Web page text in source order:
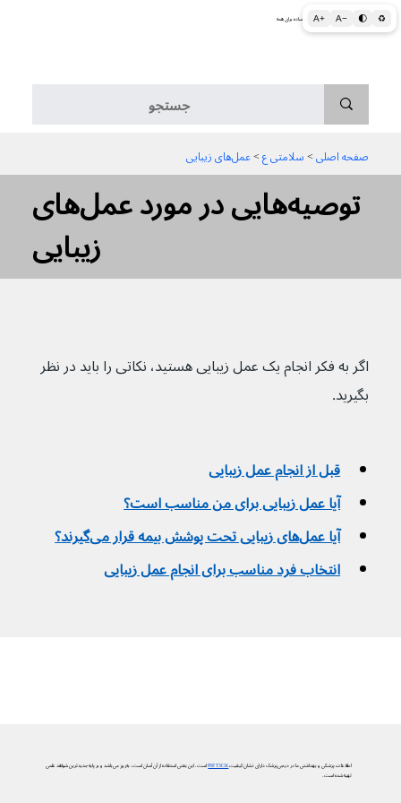
A+ A− 🌓 ♻ اطلاعات پزشکی و بهداشتی به زبان ساده برای همه
صفحه اصلی > سلامتی ع > عمل‌های زیبایی
توصیه‌هایی در مورد عمل‌های
زیبایی
اگر به فکر انجام یک عمل زیبایی هستید، نکاتی را باید در نظر
بگیرید.
قبل از انجام عمل زیبایی
آیا عمل زیبایی برای من مناسب است؟
آیا عمل‌های زیبایی تحت پوشش بیمه قرار می‌گیرند؟
انتخاب فرد مناسب برای انجام عمل زیبایی
اطلاعات پزشکی و بهداشتی ما در دیجی‌پزشک دارای نشان کیفیتPIF TICKاست. این یعنی استفاده از آن آسان است، به‌روز می‌باشد و بر پایه جدیدترین شواهد علمی
تهیه شده است.